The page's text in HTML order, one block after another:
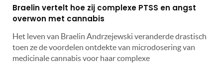
Braelin vertelt hoe zij complexe PTSS en angst
overwon met cannabis
Het leven van Braelin Andrzejewski veranderde drastisch
toen ze de voordelen ontdekte van microdosering van
medicinale cannabis voor haar complexe